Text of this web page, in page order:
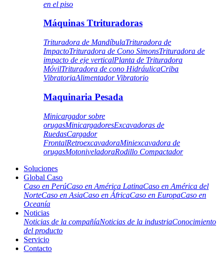
en el piso
Máquinas Ttrituradoras
Trituradora de MandíbulaTrituradora de
ImpactoTrituradora de Cono SimonsTrituradora de
impacto de eje verticalPlanta de Trituradora
MóvilTrituradora de cono HidráulicaCriba
VibratoriaAlimentador Vibratorio
Maquinaria Pesada
Minicargador sobre
orugasMinicargadoresExcavadoras de
RuedasCargador
FrontalRetroexcavadoraMiniexcavadora de
orugasMotoniveladoraRodillo Compactador
Soluciones
Global Caso
Caso en PerúCaso en América LatinaCaso en América del
NorteCaso en AsiaCaso en ÁfricaCaso en EuropaCaso en
Oceanía
Noticias
Noticias de la compañíaNoticias de la industriaConocimiento
del producto
Servicio
Contacto